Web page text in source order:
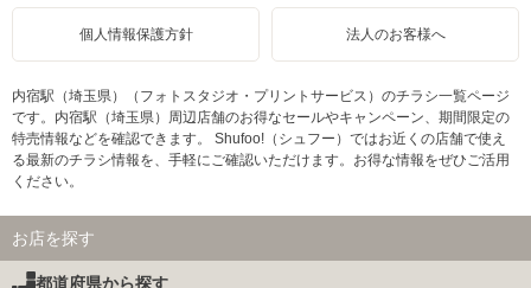
個人情報保護方針 法人のお客様へ
内宿駅（埼玉県）（フォトスタジオ・プリントサービス）のチラシ一覧ページ
です。内宿駅（埼玉県）周辺店舗のお得なセールやキャンペーン、期間限定の
特売情報などを確認できます。 Shufoo!（シュフー）ではお近くの店舗で使え
る最新のチラシ情報を、手軽にご確認いただけます。お得な情報をぜひご活用
ください。
お店を探す
都道府県から探す